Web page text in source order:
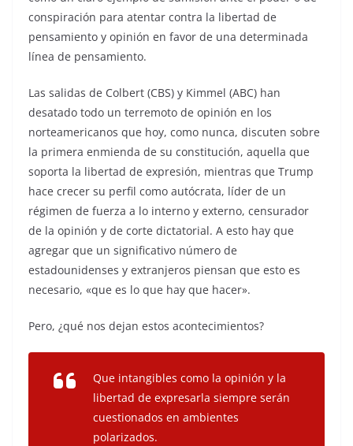
conspiración para atentar contra la libertad de
pensamiento y opinión en favor de una determinada
línea de pensamiento.
Las salidas de Colbert (CBS) y Kimmel (ABC) han
desatado todo un terremoto de opinión en los
norteamericanos que hoy, como nunca, discuten sobre
la primera enmienda de su constitución, aquella que
soporta la libertad de expresión, mientras que Trump
hace crecer su perfil como autócrata, líder de un
régimen de fuerza a lo interno y externo, censurador
de la opinión y de corte dictatorial. A esto hay que
agregar que un significativo número de
estadounidenses y extranjeros piensan que esto es
necesario, «que es lo que hay que hacer».
Pero, ¿qué nos dejan estos acontecimientos?
Que intangibles como la opinión y la
libertad de expresarla siempre serán
cuestionados en ambientes
polarizados.